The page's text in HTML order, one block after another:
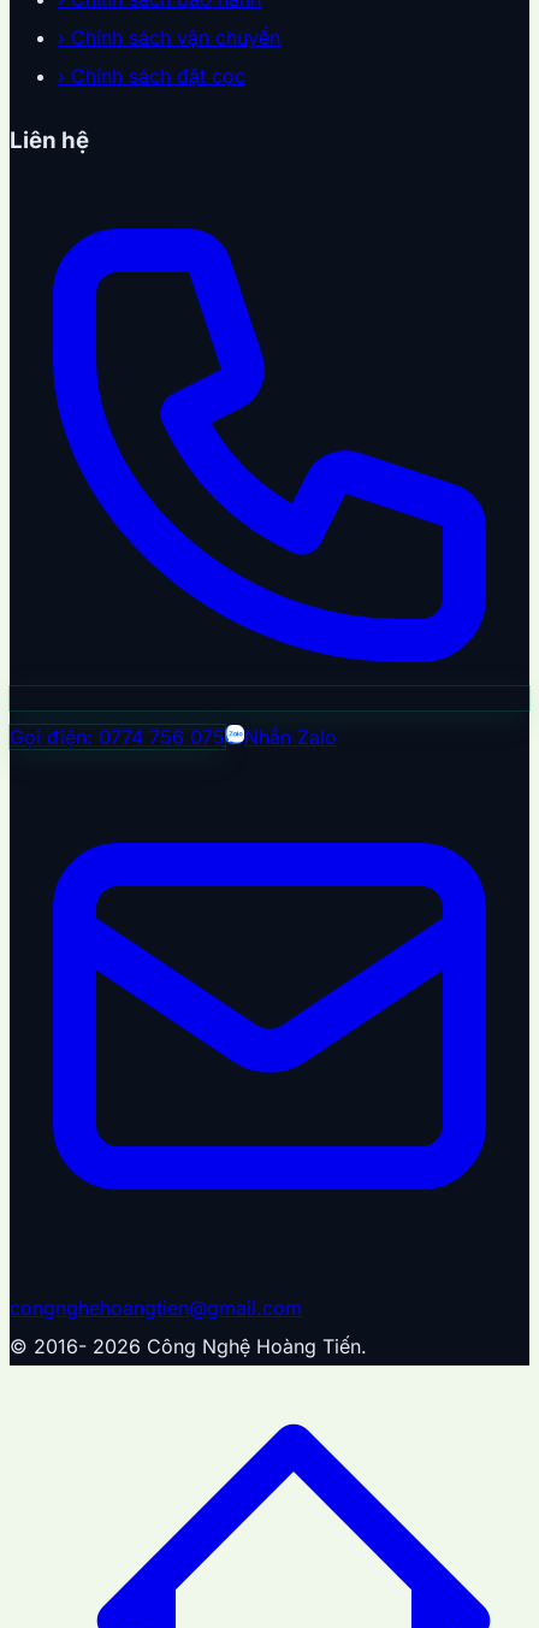
› Chính sách vận chuyển
› Chính sách đặt cọc
Liên hệ
Gọi điện: 0774 756 075 Nhắn Zalo
congnghehoangtien@gmail.com
© 2016- 2026 Công Nghệ Hoàng Tiến.